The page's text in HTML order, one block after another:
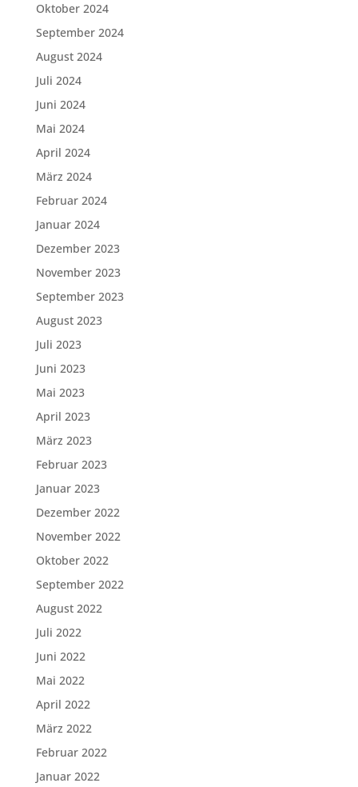
Oktober 2024
September 2024
August 2024
Juli 2024
Juni 2024
Mai 2024
April 2024
März 2024
Februar 2024
Januar 2024
Dezember 2023
November 2023
September 2023
August 2023
Juli 2023
Juni 2023
Mai 2023
April 2023
März 2023
Februar 2023
Januar 2023
Dezember 2022
November 2022
Oktober 2022
September 2022
August 2022
Juli 2022
Juni 2022
Mai 2022
April 2022
März 2022
Februar 2022
Januar 2022